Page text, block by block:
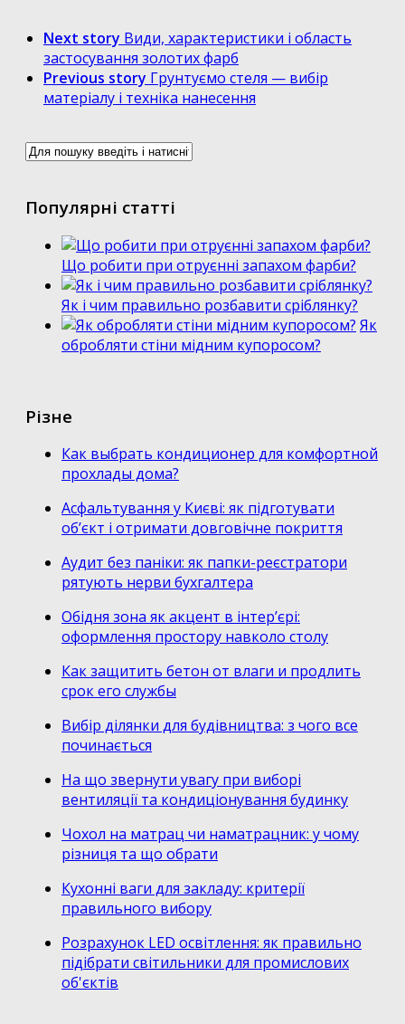
Next story Види, характеристики і область
застосування золотих фарб
Previous story Грунтуємо стеля — вибір
матеріалу і техніка нанесення
Популярні статті
Що робити при отруєнні запахом фарби?
Як і чим правильно розбавити сріблянку?
Як
обробляти стіни мідним купоросом?
Різне
Как выбрать кондиционер для комфортной
прохлады дома?
Асфальтування у Києві: як підготувати
об’єкт і отримати довговічне покриття
Аудит без паніки: як папки-реєстратори
рятують нерви бухгалтера
Обідня зона як акцент в інтер’єрі:
оформлення простору навколо столу
Как защитить бетон от влаги и продлить
срок его службы
Вибір ділянки для будівництва: з чого все
починається
На що звернути увагу при виборі
вентиляції та кондиціонування будинку
Чохол на матрац чи наматрацник: у чому
різниця та що обрати
Кухонні ваги для закладу: критерії
правильного вибору
Розрахунок LED освітлення: як правильно
підібрати світильники для промислових
об'єктів